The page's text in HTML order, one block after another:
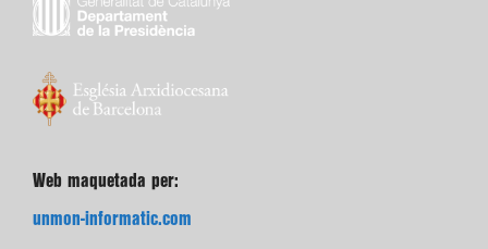
Web maquetada per:
unmon-informatic.com